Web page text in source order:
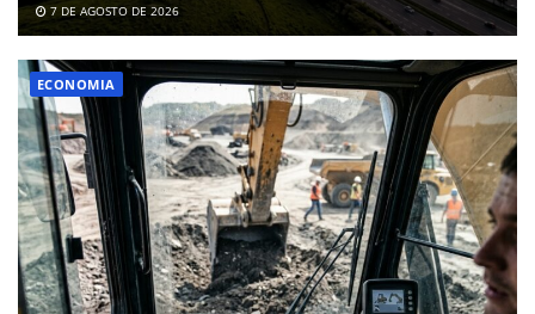
7 DE AGOSTO DE 2026
ECONOMIA